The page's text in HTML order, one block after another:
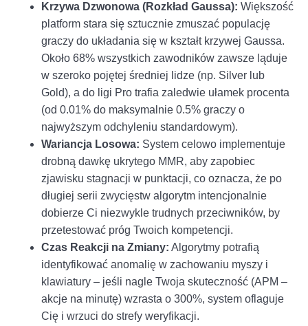
Krzywa Dzwonowa (Rozkład Gaussa): Większość
platform stara się sztucznie zmuszać populację
graczy do układania się w kształt krzywej Gaussa.
Około 68% wszystkich zawodników zawsze ląduje
w szeroko pojętej średniej lidze (np. Silver lub
Gold), a do ligi Pro trafia zaledwie ułamek procenta
(od 0.01% do maksymalnie 0.5% graczy o
najwyższym odchyleniu standardowym).
Wariancja Losowa: System celowo implementuje
drobną dawkę ukrytego MMR, aby zapobiec
zjawisku stagnacji w punktacji, co oznacza, że po
długiej serii zwycięstw algorytm intencjonalnie
dobierze Ci niezwykle trudnych przeciwników, by
przetestować próg Twoich kompetencji.
Czas Reakcji na Zmiany: Algorytmy potrafią
identyfikować anomalię w zachowaniu myszy i
klawiatury – jeśli nagle Twoja skuteczność (APM –
akcje na minutę) wzrasta o 300%, system oflaguje
Cię i wrzuci do strefy weryfikacji.